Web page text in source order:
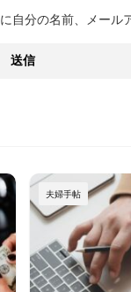
自分の名前、メール
夫婦手帖